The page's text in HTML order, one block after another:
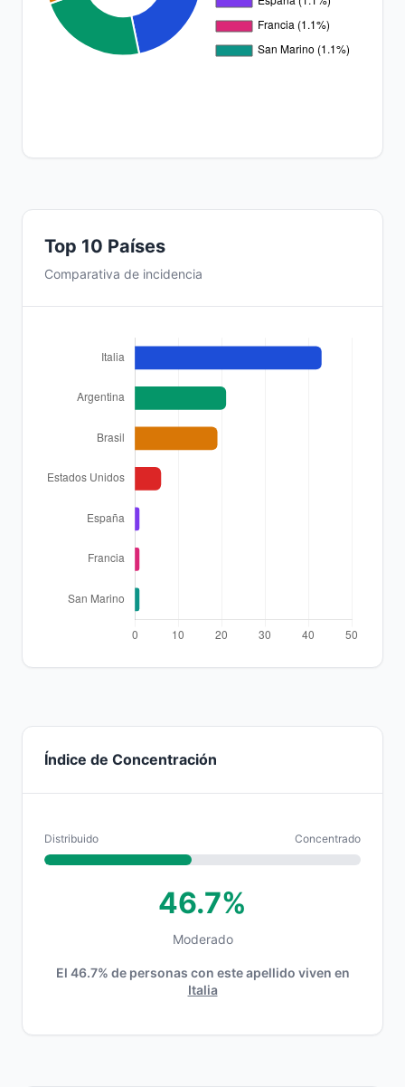
Top 10 Países
Comparativa de incidencia
Índice de Concentración
Distribuido Concentrado
46.7%
Moderado
El 46.7% de personas con este apellido viven en
Italia